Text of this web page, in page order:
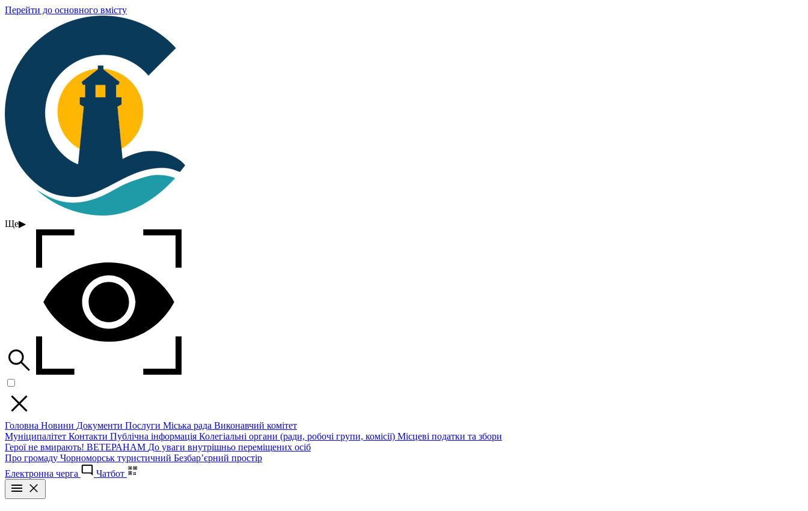
Перейти до основного вмісту
Ще▶
Головна Новини Документи Послуги Міська рада Виконавчий комітет
Муніципалітет Контакти Публічна інформація Колегіальні органи (ради, робочі групи, комісії) Місцеві податки та збори
Герої не вмирають! ВЕТЕРАНАМ До уваги внутрішньо переміщених осіб
Про громаду Чорноморськ туристичний Безбар’єрний простір
Електронна черга
Чатбот